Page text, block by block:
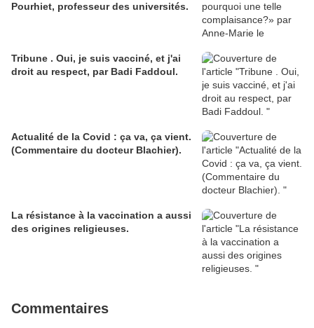
Pourhiet, professeur des universités.
Tribune . Oui, je suis vacciné, et j'ai
droit au respect, par Badi Faddoul.
Actualité de la Covid : ça va, ça vient.
(Commentaire du docteur Blachier).
La résistance à la vaccination a aussi
des origines religieuses.
Commentaires